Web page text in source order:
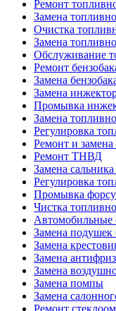
Ремонт
Замена
Очистка
Замена
Обслуживание
Ремонт
Замена
Замена
Промывка
Замена
Регулировка
Ремонт и замена
Ремонт ТНВД
Замена
Регулировка
Промывка
Чистка
Автомобильные
Замена подушек
Замена
Замена
Замена
Замена помпы
Замена